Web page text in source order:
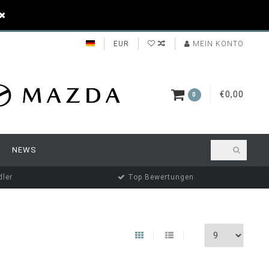
EUR MEIN KONTO
0 €0,00
NEWS
Top Bewertungen